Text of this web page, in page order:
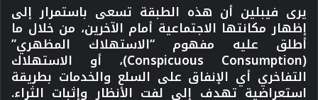
يرى فيبلين أن هذه الطبقة تسعى باستمرار إلى
إظهار مكانتها الاجتماعية أمام الآخرين، من خلال ما
أطلق عليه مفهوم “الاستهلاك المظهري”
(Conspicuous Consumption)، أو الاستهلاك
التفاخري أي الإنفاق على السلع والخدمات بطريقة
استعراضية تهدف إلى لفت الأنظار وإثبات الثراء.